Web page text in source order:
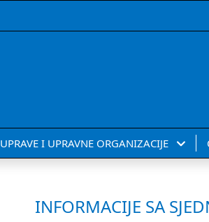
UPRAVE I UPRAVNE ORGANIZACIJE
INFORMACIJE SA